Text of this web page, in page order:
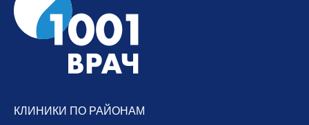
КЛИНИКИ ПО РАЙОНАМ